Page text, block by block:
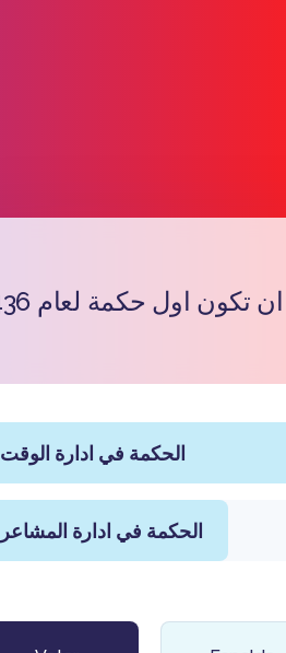
تكون اول حكمة لعام 1436
الحكمة في ادارة الوقت
الحكمة في ادارة المشاعر